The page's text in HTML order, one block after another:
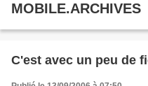
MOBILE.ARCHIVES
C'est avec un peu de